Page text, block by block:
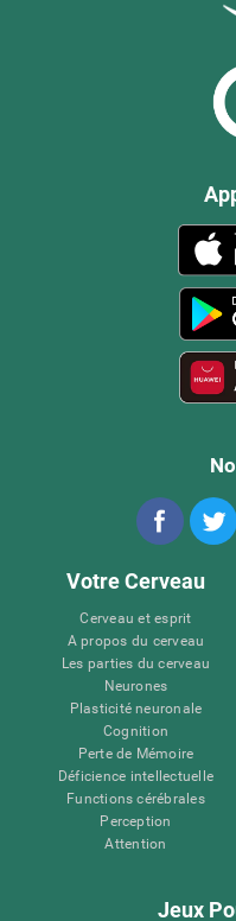
Votre Cerveau
Cerveau et esprit
A propos du cerveau
Les parties du cerveau
Neurones
Plasticité neuronale
Cognition
Perte de Mémoire
Déficience intellectuelle
Functions cérébrales
Perception
Attention
Jeux